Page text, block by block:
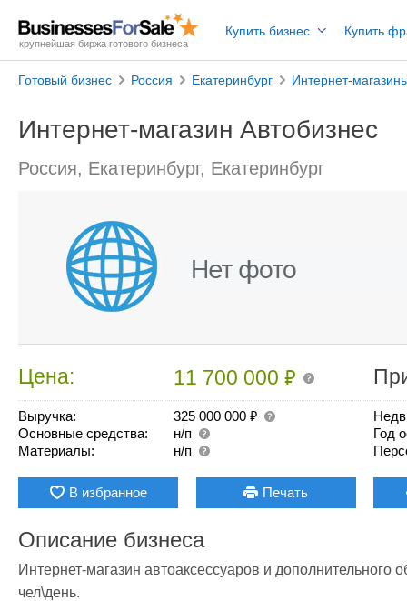
крупнейшая биржа готового бизнеса
Купить бизнес Купить
Готовый бизнес Россия Екатеринбург Интернет-
Интернет-магазин Автобизнес
Россия, Екатеринбург, Екатеринбург
Цена: 11 700 000₽
Выручка: 325 000 000₽
Основные средства:
н/п
Материалы:
н/п
Год
В избранное Печать
Описание бизнеса
Интернет-магазин автоаксессуаров и
чел\день.